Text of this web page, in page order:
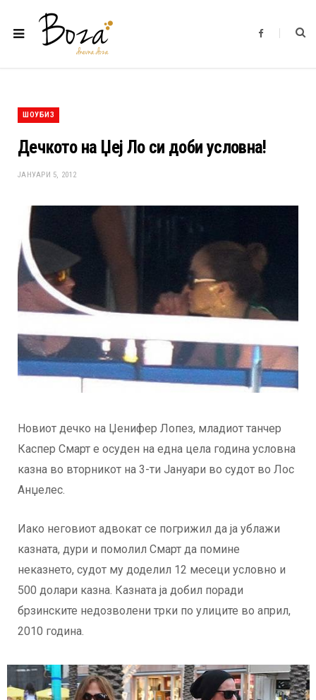
F
b
ШОУБИЗ
Дечкото на Џеј Ло си доби условна!
ЈАНУАРИ 5, 2012
Новиот дечко на Џенифер Лопез, младиот танчер
Каспер Смарт е осуден на една цела година условна
казна во вторникот на 3-ти Јануари во судот во Лос
Анџелес.
Иако неговиот адвокат се погрижил да ја ублажи
казната, дури и помолил Смарт да помине
неказнето, судот му доделил 12 месеци условно и
500 долари казна. Казната ја добил поради
брзинските недозволени трки по улиците во април,
2010 година.